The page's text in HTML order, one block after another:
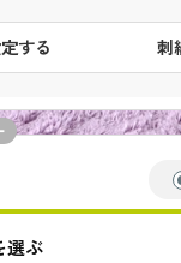
する 刺
選ぶ